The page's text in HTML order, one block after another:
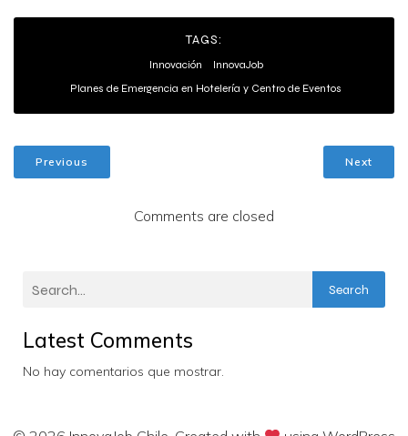
TAGS:
Innovación
InnovaJob
Planes de Emergencia en Hotelería y Centro de Eventos
Previous Next
Comments are closed
Search
Latest Comments
No hay comentarios que mostrar.